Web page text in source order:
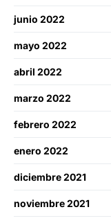
junio 2022
mayo 2022
abril 2022
marzo 2022
febrero 2022
enero 2022
diciembre 2021
noviembre 2021